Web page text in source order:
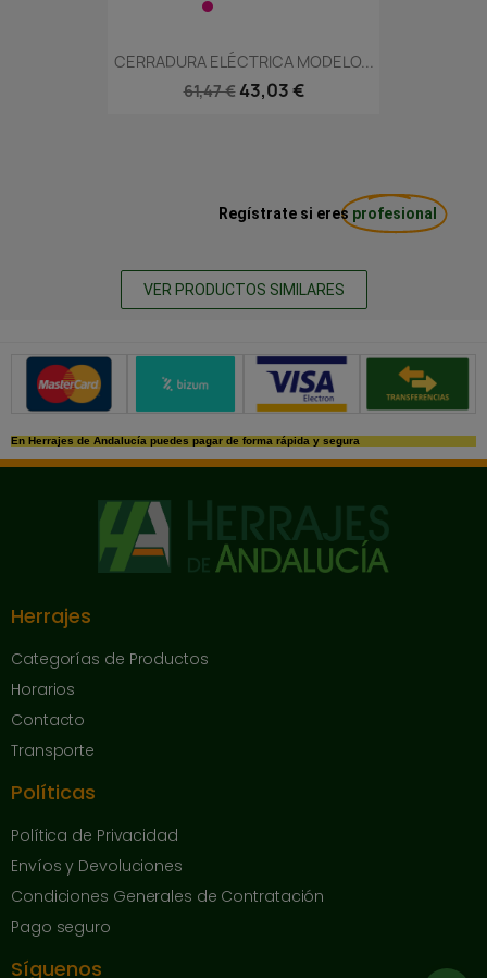
CERRADURA ELÉCTRICA MODELO...
61,47 € 43,03 €
Regístrate si eres profesional
VER PRODUCTOS SIMILARES
Métodos de pago seguros
En Herrajes de Andalucía puedes pagar de forma rápida y segura
Herrajes
Categorías de Productos
Horarios
Contacto
Transporte
Políticas
Política de Privacidad
Envíos y Devoluciones
Condiciones Generales de Contratación
Pago seguro
Síguenos